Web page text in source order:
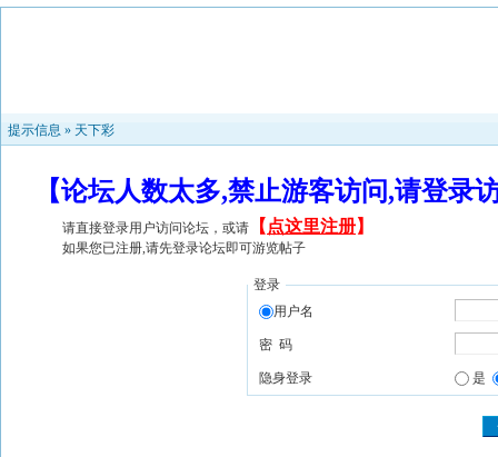
提示信息 » 天下彩
【论坛人数太多,禁止游客访问,请登
请直接登录用户访问论坛，或请 【 点这里注册】
如果您已注册,请先登录论坛即可游览帖子
登录
用户名
密 码
隐身登录 是